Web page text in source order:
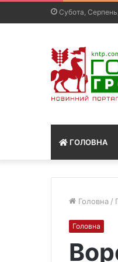
Субота,
ГОЛОВНА
Головна /
Головна